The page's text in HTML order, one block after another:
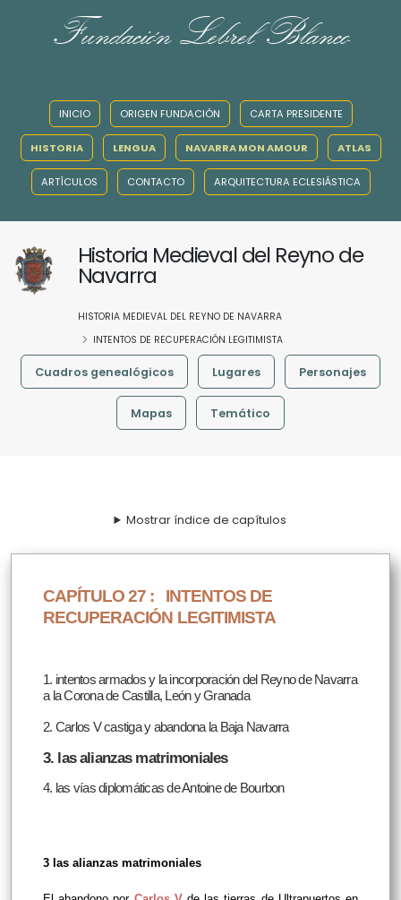
Fundación Lebrel Blanco
INICIO ORIGEN FUNDACIÓN CARTA PRESIDENTE
HISTORIA LENGUA NAVARRA MON AMOUR ATLAS
ARTÍCULOS CONTACTO ARQUITECTURA ECLESIÁSTICA
Historia Medieval del Reyno de
Navarra
HISTORIA MEDIEVAL DEL REYNO DE NAVARRA
INTENTOS DE RECUPERACIÓN LEGITIMISTA
Cuadros genealógicos Lugares Personajes
Mapas Temático
Mostrar índice de capítulos
CAPÍTULO 27 : INTENTOS DE
RECUPERACIÓN LEGITIMISTA
1. intentos armados y la incorporación del Reyno de Navarra
a la Corona de Castilla, León y Granada
2. Carlos V castiga y abandona la Baja Navarra
3. las alianzas matrimoniales
4. las vías diplomáticas de Antoine de Bourbon
3 las alianzas matrimoniales